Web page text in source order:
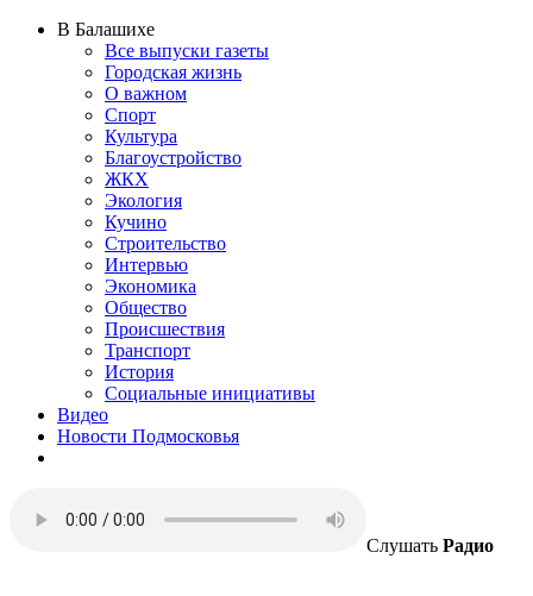
В Балашихе
Все выпуски газеты
Городская жизнь
О важном
Спорт
Культура
Благоустройство
ЖКХ
Экология
Кучино
Строительство
Интервью
Экономика
Общество
Происшествия
Транспорт
История
Социальные инициативы
Видео
Новости Подмосковья
Слушать Радио